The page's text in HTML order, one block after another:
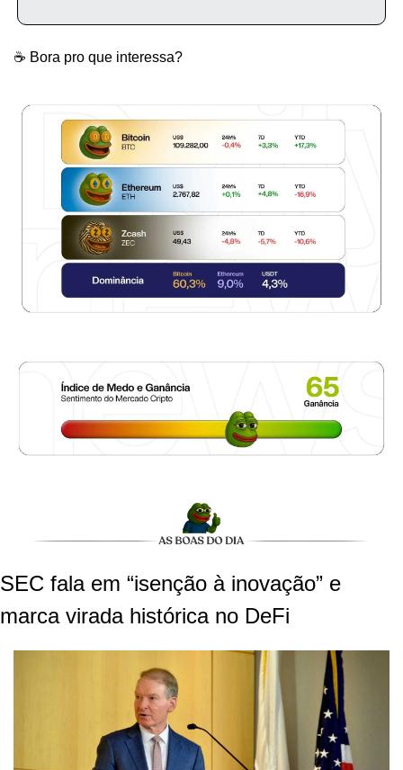
☕️ Bora pro que interessa?
SEC fala em “isenção à inovação” e
marca virada histórica no DeFi